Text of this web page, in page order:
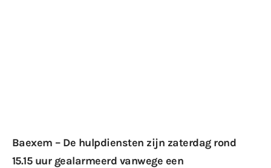
Baexem – De hulpdiensten zijn zaterdag rond
15.15 uur gealarmeerd vanwege een